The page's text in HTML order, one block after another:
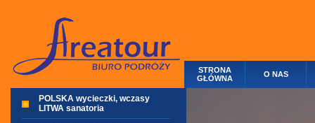
STRONA
GŁÓWNA
O NAS
POLSKA wycieczki, wczasy
LITWA sanatoria